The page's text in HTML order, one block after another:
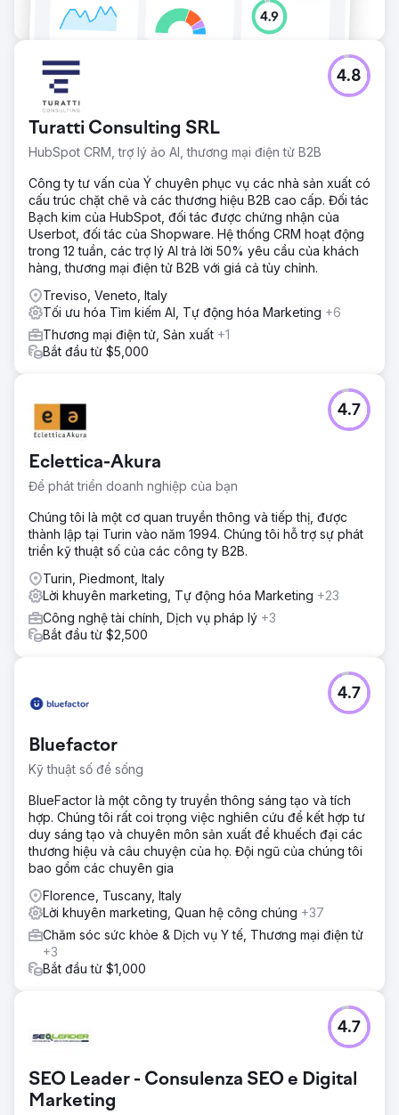
Turatti Consulting SRL
HubSpot CRM, trợ lý ảo AI, thương mại điện tử B2B
4.8
Công ty tư vấn của Ý chuyên phục vụ các nhà sản xuất có
cấu trúc chặt chẽ và các thương hiệu B2B cao cấp. Đối tác
Bạch kim của HubSpot, đối tác được chứng nhận của
Userbot, đối tác của Shopware. Hệ thống CRM hoạt động
trong 12 tuần, các trợ lý AI trả lời 50% yêu cầu của khách
hàng, thương mại điện tử B2B với giá cả tùy chỉnh.
Treviso, Veneto, Italy
Tối ưu hóa Tìm kiếm AI, Tự động hóa Marketing +6
Thương mại điện tử, Sản xuất +1
Bắt đầu từ $5,000
Eclettica-Akura
Để phát triển doanh nghiệp của bạn
4.7
Chúng tôi là một cơ quan truyền thông và tiếp thị, được
thành lập tại Turin vào năm 1994. Chúng tôi hỗ trợ sự phát
triển kỹ thuật số của các công ty B2B.
Turin, Piedmont, Italy
Lời khuyên marketing, Tự động hóa Marketing +23
Công nghệ tài chính, Dịch vụ pháp lý +3
Bắt đầu từ $2,500
Bluefactor
Kỹ thuật số để sống
4.7
BlueFactor là một công ty truyền thông sáng tạo và tích
hợp. Chúng tôi rất coi trọng việc nghiên cứu để kết hợp tư
duy sáng tạo và chuyên môn sản xuất để khuếch đại các
thương hiệu và câu chuyện của họ. Đội ngũ của chúng tôi
bao gồm các chuyên gia
Florence, Tuscany, Italy
Lời khuyên marketing, Quan hệ công chúng +37
Chăm sóc sức khỏe & Dịch vụ Y tế, Thương mại điện tử
+3
Bắt đầu từ $1,000
SEO Leader - Consulenza SEO e Digital
Marketing
4.7